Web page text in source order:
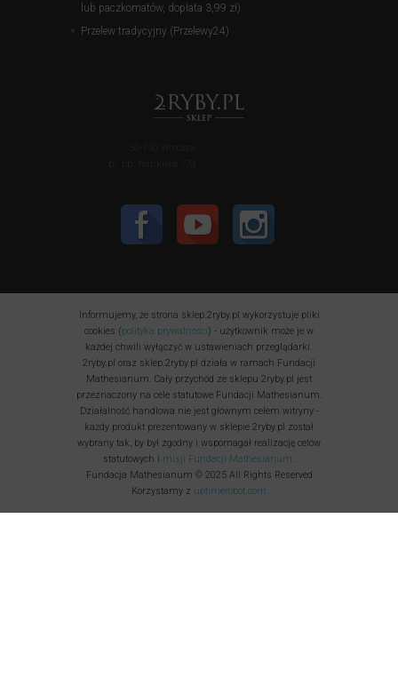
lub paczkomatów, dopłata 3,99 zł)
Przelew tradycyjny (Przelewy24)
Informujemy, że strona sklep.2ryby.pl wykorzystuje pliki
cookies (polityka prywatności) - użytkownik może je w
każdej chwili wyłączyć w ustawieniach przeglądarki.
2ryby.pl oraz sklep.2ryby.pl działa w ramach Fundacji
Mathesianum. Cały przychód ze sklepu 2ryby.pl jest
przeznaczony na cele statutowe Fundacji Mathesianum.
Działalność handlowa nie jest głównym celem witryny -
każdy produkt prezentowany w sklepie 2ryby.pl został
wybrany tak, by był zgodny i wspomagał realizację celów
statutowych i misji Fundacji Mathesianum
Fundacja Mathesianum © 2025 All Rights Reserved
Korzystamy z uptimerobot.com